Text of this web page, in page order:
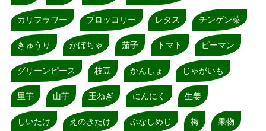
カリフラワー ブロッコリー レタス チンゲン菜
きゅうり かぼちゃ 茄子 トマト ピーマン
グリーンピース 枝豆 かんしょ じゃがいも
里芋 山芋 玉ねぎ にんにく 生姜
しいたけ えのきたけ ぶなしめじ 梅 果物